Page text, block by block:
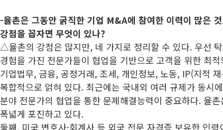
-율촌은 그동안 굵직한 기업 M&A에 참여한 이력이 많은
강점을 꼽자면 무엇이 있나?
△율촌의 강점은 많지만, 네 가지로 정리할 수 있다. 우선
경험을 가진 전문가들이 협업을 기반으로 고객을 위한 최
기업법무, 금융, 공정거래, 조세, 개인정보, 노동, IP(지적
복합적으로 얽혀 있다. 최근에는 국내외 여러 규제가 동시
분야 전문가의 협업을 통한 문제해결능력이 중요하다. 율
폭넓게 포진하고 있다.
둘째, 미국 변호사·회계사 등 외국 전문 자격증 보유한 인